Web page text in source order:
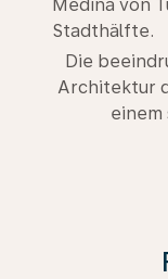
Medina von
Stadthälfte.
Die
Architektur
einem